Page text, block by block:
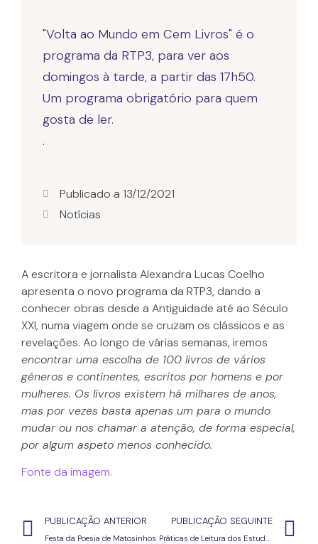
"Volta ao Mundo em Cem Livros" é o
programa da RTP3, para ver aos
domingos à tarde, a partir das 17h50.
Um programa obrigatório para quem
gosta de ler.
.
Publicado a 13/12/2021
Notícias
A escritora e jornalista Alexandra Lucas Coelho
apresenta o novo programa da RTP3, dando a
conhecer obras desde a Antiguidade até ao Século
XXI, numa viagem onde se cruzam os clássicos e as
revelações. Ao longo de várias semanas, iremos
encontrar uma escolha de 100 livros de vários
géneros e continentes, escritos por homens e por
mulheres. Os livros existem há milhares de anos,
mas por vezes basta apenas um para o mundo
mudar ou nos chamar a atenção, de forma especial,
por algum aspeto menos conhecido.
Fonte da imagem.
PUBLICAÇÃO ANTERIOR
Festa da Poesia de Matosinhos
PUBLICAÇÃO SEGUINTE